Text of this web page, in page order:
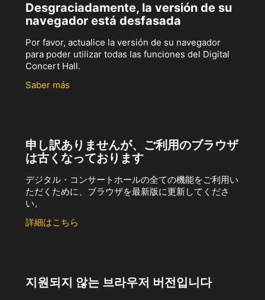
Desgraciadamente, la versión de su
navegador está desfasada
Por favor, actualice la versión de su navegador
para poder utilizar todas las funciones del Digital
Concert Hall.
Saber más
申し訳ありませんが、ご利用のブラウザ
は古くなっております
デジタル・コンサートホールの全ての機能をご利用い
ただくために、ブラウザを最新版に更新してくださ
い。
詳細はこちら
지원되지 않는 브라우저 버전입니다